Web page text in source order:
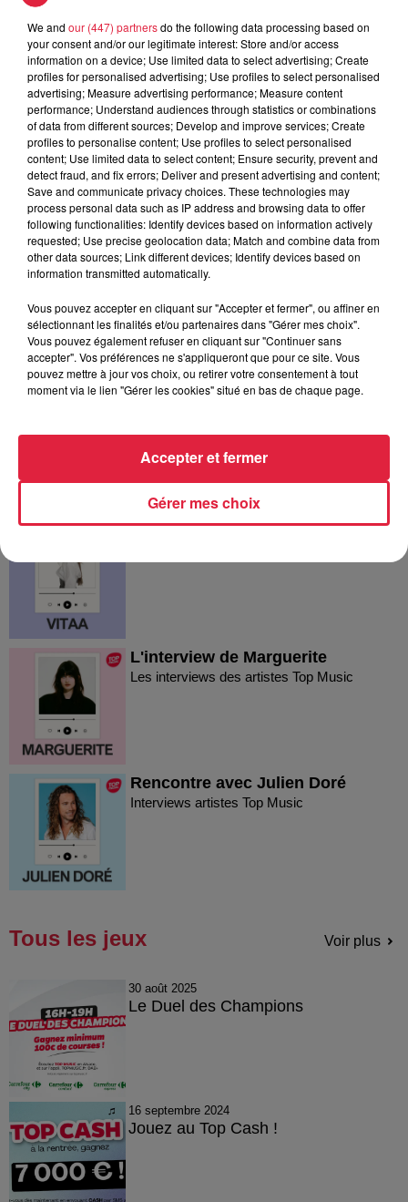
5 août 2026
Europa-Park : des précisons sur
l’après Euro-Mir
Dans la même série
Sabrine Zayani
L'interview de Vitaa
L'interview de Marguerite
Les interviews des artistes Top Music
Rencontre avec Julien Doré
Interviews artistes Top Music
Tous les jeux Voir plus
30 août 2025
Le Duel des Champions
16 septembre 2024
Jouez au Top Cash !
We and our (447) partnersdo the following data processing based on
your consent and/or our legitimate interest: Store and/or access
information on a device; Use limited data to select advertising; Create
profiles for personalised advertising; Use profiles to select personalised
advertising; Measure advertising performance; Measure content
performance; Understand audiences through statistics or combinations
of data from different sources; Develop and improve services; Create
profiles to personalise content; Use profiles to select personalised
content; Use limited data to select content; Ensure security, prevent and
detect fraud, and fix errors; Deliver and present advertising and content;
Save and communicate privacy choices. These technologies may
process personal data such as IP address and browsing data to offer
following functionalities: Identify devices based on information actively
requested; Use precise geolocation data; Match and combine data from
other data sources; Link different devices; Identify devices based on
information transmitted automatically.
Vous pouvez accepter en cliquant sur "Accepter et fermer", ou affiner en
sélectionnant les finalités et/ou partenaires dans "Gérer mes choix".
Vous pouvez également refuser en cliquant sur "Continuer sans
accepter". Vos préférences ne s'appliqueront que pour ce site. Vous
pouvez mettre à jour vos choix, ou retirer votre consentement à tout
moment via le lien "Gérer les cookies" situé en bas de chaque page.
Gérer mes choix
Accepter et fermer